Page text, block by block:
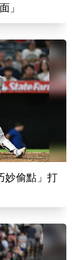
」
妙偷點」打